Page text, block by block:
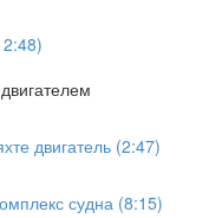
двигатель (2:47)
судна (8:15)